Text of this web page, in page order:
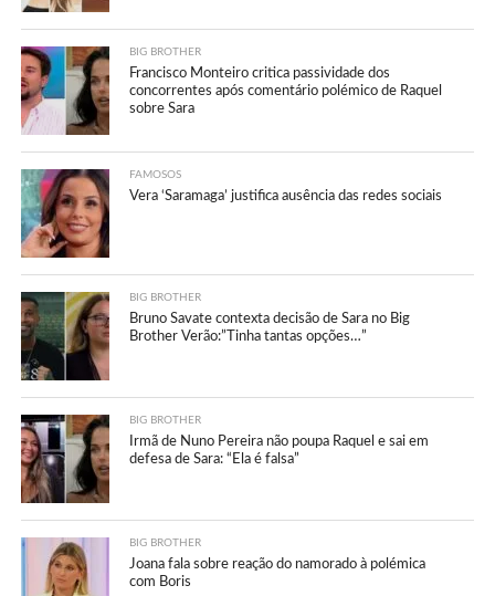
BIG BROTHER
Francisco Monteiro critica passividade dos
concorrentes após comentário polémico de Raquel
sobre Sara
FAMOSOS
Vera ‘Saramaga’ justifica ausência das redes sociais
BIG BROTHER
Bruno Savate contexta decisão de Sara no Big
Brother Verão:”Tinha tantas opções…”
BIG BROTHER
Irmã de Nuno Pereira não poupa Raquel e sai em
defesa de Sara: “Ela é falsa”
BIG BROTHER
Joana fala sobre reação do namorado à polémica
com Boris